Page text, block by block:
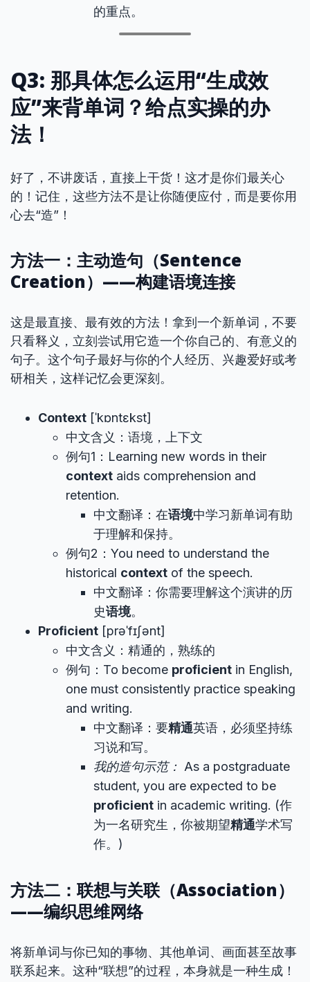
的重点。
Q3: 那具体怎么运用“生成效
应”来背单词？给点实操的办
法！
好了，不讲废话，直接上干货！这才是你们最关心
的！记住，这些方法不是让你随便应付，而是要你用
心去“造”！
方法一：主动造句（Sentence
Creation）——构建语境连接
这是最直接、最有效的方法！拿到一个新单词，不要
只看释义，立刻尝试用它造一个你自己的、有意义的
句子。这个句子最好与你的个人经历、兴趣爱好或考
研相关，这样记忆会更深刻。
Context [ˈkɒntɛkst]
中文含义：语境，上下文
例句1：Learning new words in their
context aids comprehension and
retention.
中文翻译：在语境中学习新单词有助
于理解和保持。
例句2：You need to understand the
historical context of the speech.
中文翻译：你需要理解这个演讲的历
史语境。
Proficient [prəˈfɪʃənt]
中文含义：精通的，熟练的
例句：To become proficient in English,
one must consistently practice speaking
and writing.
中文翻译：要精通英语，必须坚持练
习说和写。
我的造句示范： As a postgraduate
student, you are expected to be
proficient in academic writing. (作
为一名研究生，你被期望精通学术写
作。)
方法二：联想与关联（Association）
——编织思维网络
将新单词与你已知的事物、其他单词、画面甚至故事
联系起来。这种“联想”的过程，本身就是一种生成！